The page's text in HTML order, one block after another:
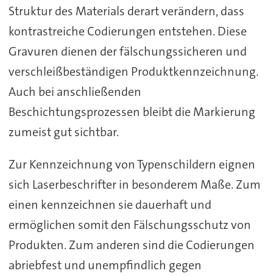
Struktur des Materials derart verändern, dass
kontrastreiche Codierungen entstehen. Diese
Gravuren dienen der fälschungssicheren und
verschleißbeständigen Produktkennzeichnung.
Auch bei anschließenden
Beschichtungsprozessen bleibt die Markierung
zumeist gut sichtbar.
Zur Kennzeichnung von Typenschildern eignen
sich Laserbeschrifter in besonderem Maße. Zum
einen kennzeichnen sie dauerhaft und
ermöglichen somit den Fälschungsschutz von
Produkten. Zum anderen sind die Codierungen
abriebfest und unempfindlich gegen